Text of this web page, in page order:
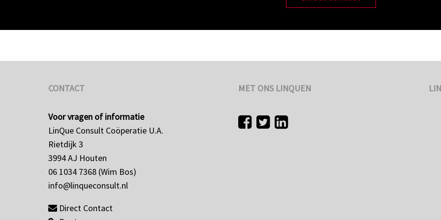
CONTACT
Voor vragen of informatie
LinQue Consult Coöperatie U.A.
Rietdijk 3
3994 AJ Houten
06 1034 7368 (Wim Bos)
info@linqueconsult.nl
Direct Contact
MET ONS LINQUEN